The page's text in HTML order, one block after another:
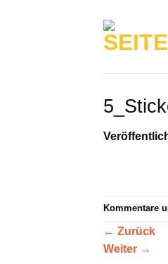
Kommentare
← Zurück
Weiter →